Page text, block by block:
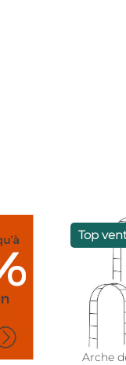
Top
Arche